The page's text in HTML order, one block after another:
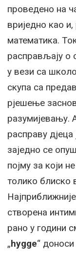
проведено на
вриједно као
математика.
расправљају о
у вези са
скупа са
рјешење
разумијевању.
расправу
заједно се
појму за који
толико блиско
створена
рано у години
„hygge“ доноси